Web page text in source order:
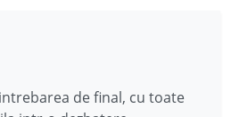
de final, cu toate